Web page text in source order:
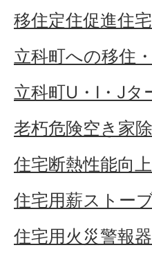
移住定住促進住
立科町への移住
立科町U・I・Jタ
老朽危険空き家
住宅断熱性能向
住宅用薪ストー
住宅用火災警報